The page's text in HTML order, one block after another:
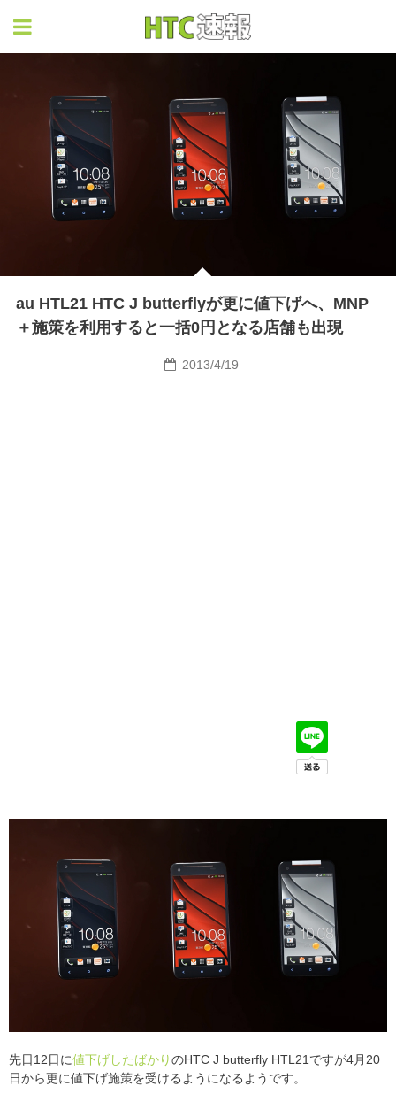
au HTL21 HTC J butterflyが更に値下げへ、MNP
＋施策を利用すると一括0円となる店舗も出現
2013/4/19
先日12日に値下げしたばかりのHTC J butterfly HTL21ですが4月20
日から更に値下げ施策を受けるようになるようです。